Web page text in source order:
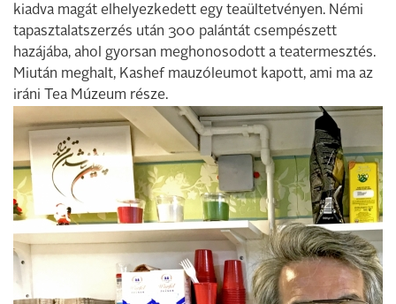
kiadva magát elhelyezkedett egy teaültetvényen. Némi
tapasztalatszerzés után 300 palántát csempészett
hazájába, ahol gyorsan meghonosodott a teatermesztés.
Miután meghalt, Kashef mauzóleumot kapott, ami ma az
iráni Tea Múzeum része.